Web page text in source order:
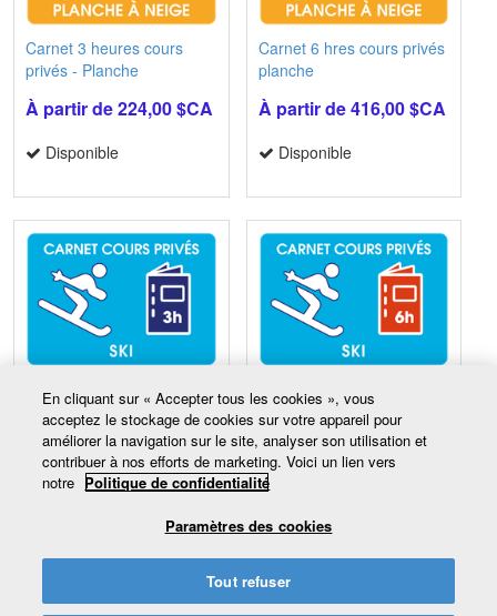
Carnet 3 heures cours
privés - Planche
À partir de 224,00 $CA
Disponible
Carnet 6 hres cours privés
planche
À partir de 416,00 $CA
Disponible
Carnet 3 hres cours privés
- Ski
À partir de 224,00 $CA
Disponible
Carnet 6 hres cours privés
- Ski
À partir de 416,00 $CA
© 2026 Vallée Bleue - Station Vallée Bleue.
En cliquant sur « Accepter tous les cookies », vous
acceptez le stockage de cookies sur votre appareil pour
améliorer la navigation sur le site, analyser son utilisation et
contribuer à nos efforts de marketing. Voici un lien vers
notre Politique de confidentialité
Paramètres des cookies
Tout refuser